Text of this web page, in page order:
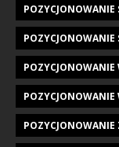
POZYCJONOWANIE
POZYCJONOWANIE
POZYCJONOWANIE